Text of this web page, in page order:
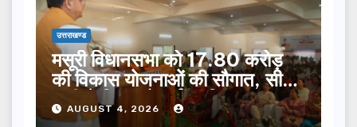
उत्तराखण्ड
मसूरी विधानसभा को 17.80 करोड़
की विकास योजनाओं की सौगात, सीएम
धामी ने किया लोकार्पण-शिलान्यास.
AUGUST 4, 2026